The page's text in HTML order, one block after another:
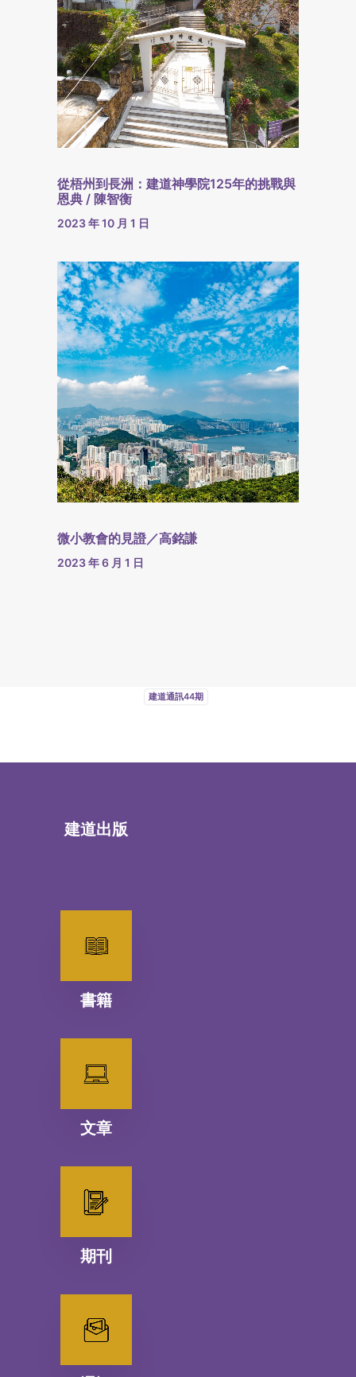
從梧州到長洲：建道神學院125年的挑戰與
恩典 / 陳智衡
2023 年 10 月 1 日
微小教會的見證／高銘謙
2023 年 6 月 1 日
建道通訊44期
建道出版
書籍
文章
期刊